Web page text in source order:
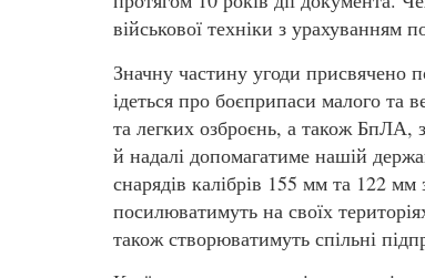
військової техніки з урахуванням
Значну частину угоди присвячено
ідеться про боєприпаси малого та
та легких озброєнь, а також БпЛА,
й надалі допомагатиме нашій
снарядів калібрів 155 мм та 122
посилюватимуть на своїх
також створюватимуть спільні